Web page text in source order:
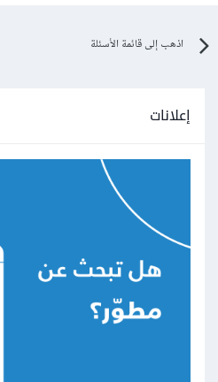
اذهب إلى قائمة الأسئلة
إعلانات